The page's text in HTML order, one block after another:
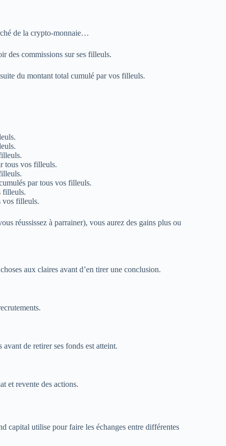
de la crypto-monnaie…
des commissions sur ses filleuls.
du montant total cumulé par vos filleuls.
tous vos filleuls.
par tous vos filleuls.
filleuls.
vos filleuls.
réussissez à parrainer), vous aurez des gains plus ou
aux claires avant d’en tirer une conclusion.
de retirer ses fonds est atteint.
et revente des actions.
capital utilise pour faire les échanges entre différentes